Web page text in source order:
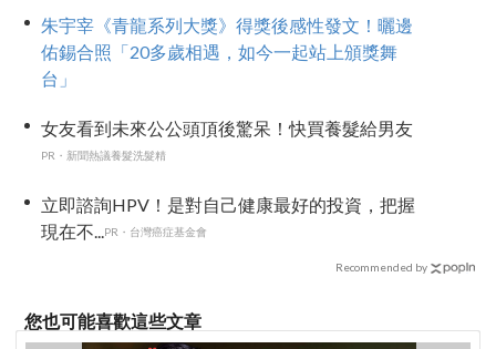
朱宇宰《青龍系列大獎》得獎後感性發文！曬邊
佑錫合照「20多歲相遇，如今一起站上頒獎舞
台」
女友看到未來公公頭頂後驚呆！快買養髮給男友
PR・新聞熱議養髮洗髮精
立即諮詢HPV！是對自己健康最好的投資，把握
現在不...PR・台灣癌症基金會
Recommended by
您也可能喜歡這些文章